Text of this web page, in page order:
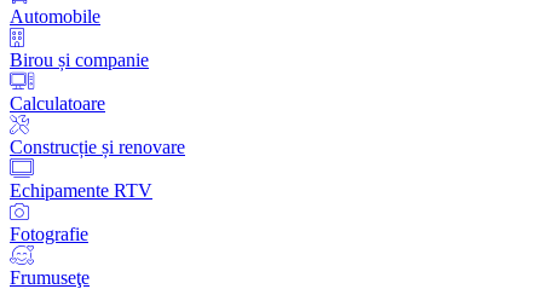
Automobile
Birou și companie
Calculatoare
Construcție și renovare
Echipamente RTV
Fotografie
Frumuseţe